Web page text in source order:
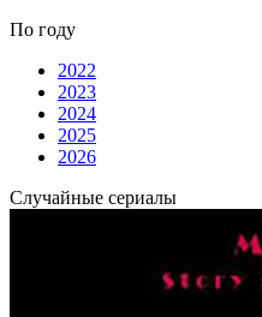
По году
2022
2023
2024
2025
2026
Случайные сериалы